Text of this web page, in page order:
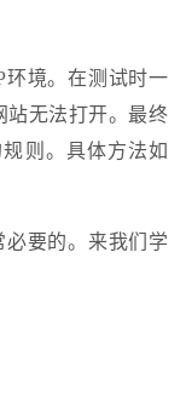
环境。在测试时一
站无法打开。最终
则。具体方法如
必要的。来我们学